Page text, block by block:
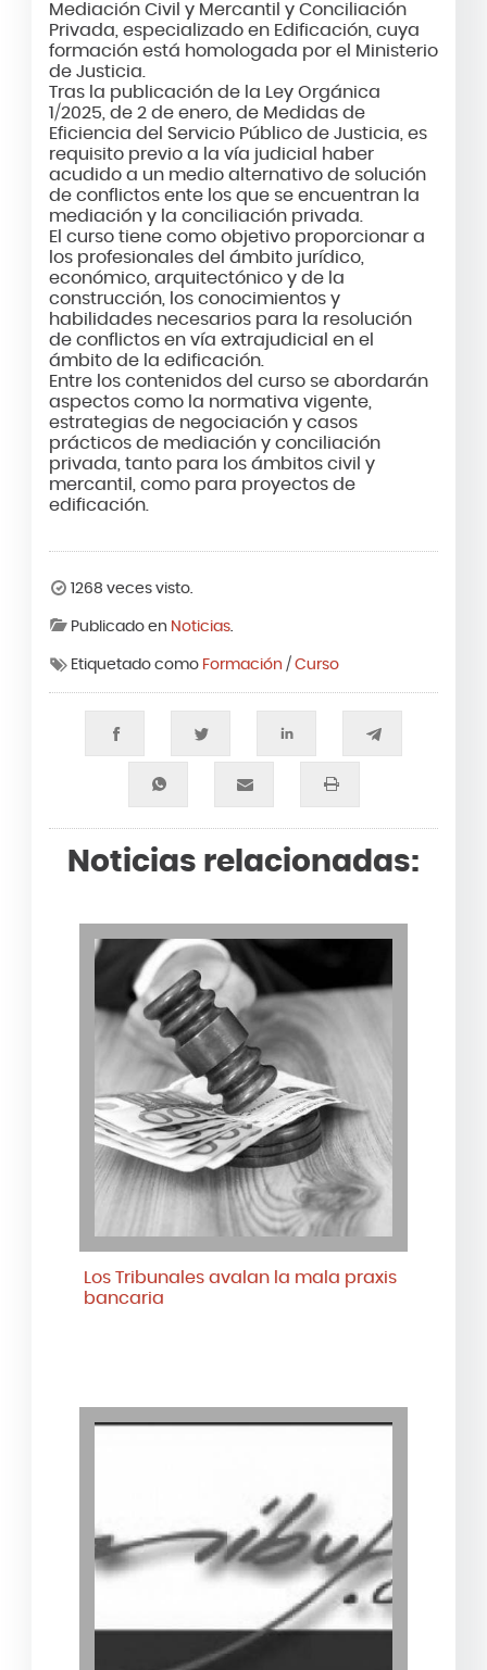
Mediación Civil y Mercantil y Conciliación
Privada, especializado en Edificación, cuya
formación está homologada por el Ministerio
de Justicia.
Tras la publicación de la Ley Orgánica
1/2025, de 2 de enero, de Medidas de
Eficiencia del Servicio Público de Justicia, es
requisito previo a la vía judicial haber
acudido a un medio alternativo de solución
de conflictos ente los que se encuentran la
mediación y la conciliación privada.
El curso tiene como objetivo proporcionar a
los profesionales del ámbito jurídico,
económico, arquitectónico y de la
construcción, los conocimientos y
habilidades necesarios para la resolución
de conflictos en vía extrajudicial en el
ámbito de la edificación.
Entre los contenidos del curso se abordarán
aspectos como la normativa vigente,
estrategias de negociación y casos
prácticos de mediación y conciliación
privada, tanto para los ámbitos civil y
mercantil, como para proyectos de
edificación.
1268 veces visto.
Publicado en Noticias.
Etiquetado como Formación / Curso
Noticias relacionadas:
Los Tribunales avalan la mala praxis
bancaria